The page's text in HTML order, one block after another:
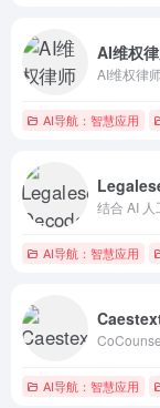
AI维权
AI维权律
AI导航：智慧应用
结合 AI
AI导航：智慧应用
AI导航：智慧应用